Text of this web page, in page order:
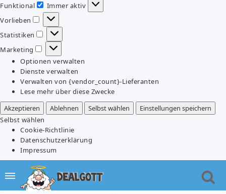
Funktional
Funktional
Immer aktiv
Vorlieben
Vorlieben
Statistiken
Statistiken
Marketing
Marketing
Optionen verwalten
Dienste verwalten
Verwalten von {vendor_count}-Lieferanten
Lese mehr über diese Zwecke
Akzeptieren
Ablehnen Selbst wählen
Einstellungen speichern
Selbst wählen
Cookie-Richtlinie
Datenschutzerklärung
Impressum